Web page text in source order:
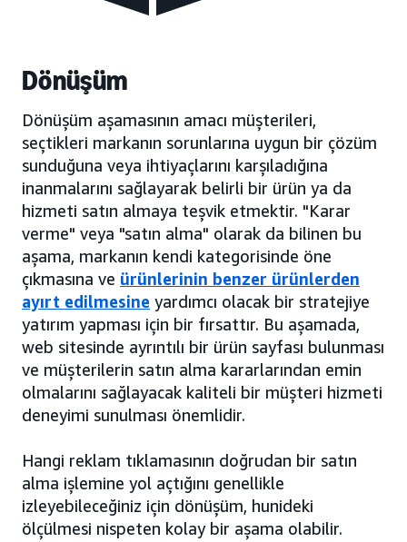
Dönüşüm
Dönüşüm aşamasının amacı müşterileri,
seçtikleri markanın sorunlarına uygun bir çözüm
sunduğuna veya ihtiyaçlarını karşıladığına
inanmalarını sağlayarak belirli bir ürün ya da
hizmeti satın almaya teşvik etmektir. "Karar
verme" veya "satın alma" olarak da bilinen bu
aşama, markanın kendi kategorisinde öne
çıkmasına ve ürünlerinin benzer ürünlerden
ayırt edilmesine yardımcı olacak bir stratejiye
yatırım yapması için bir fırsattır. Bu aşamada,
web sitesinde ayrıntılı bir ürün sayfası bulunması
ve müşterilerin satın alma kararlarından emin
olmalarını sağlayacak kaliteli bir müşteri hizmeti
deneyimi sunulması önemlidir.
Hangi reklam tıklamasının doğrudan bir satın
alma işlemine yol açtığını genellikle
izleyebileceğiniz için dönüşüm, hunideki
ölçülmesi nispeten kolay bir aşama olabilir.